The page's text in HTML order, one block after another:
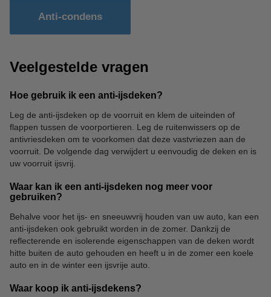
Anti-condens
Veelgestelde vragen
Hoe gebruik ik een anti-ijsdeken?
Leg de anti-ijsdeken op de voorruit en klem de uiteinden of
flappen tussen de voorportieren. Leg de ruitenwissers op de
antivriesdeken om te voorkomen dat deze vastvriezen aan de
voorruit. De volgende dag verwijdert u eenvoudig de deken en is
uw voorruit ijsvrij.
Waar kan ik een anti-ijsdeken nog meer voor
gebruiken?
Behalve voor het ijs- en sneeuwvrij houden van uw auto, kan een
anti-ijsdeken ook gebruikt worden in de zomer. Dankzij de
reflecterende en isolerende eigenschappen van de deken wordt
hitte buiten de auto gehouden en heeft u in de zomer een koele
auto en in de winter een ijsvrije auto.
Waar koop ik anti-ijsdekens?